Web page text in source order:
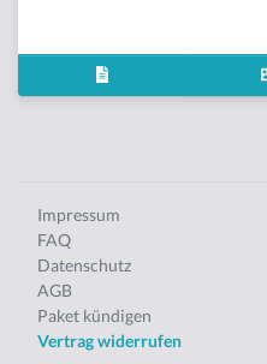
Impressum
FAQ
Datenschutz
AGB
Paket kündigen
Vertrag widerrufen